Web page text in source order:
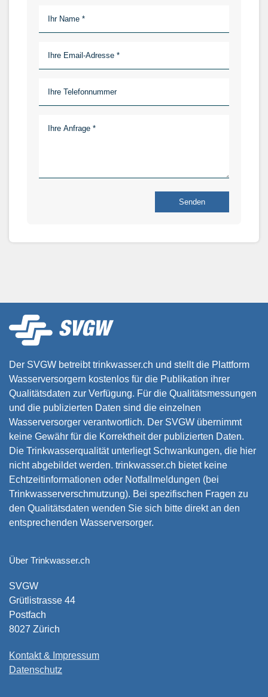
Senden
Der SVGW betreibt trinkwasser.ch und stellt die Plattform
Wasserversorgern kostenlos für die Publikation ihrer
Qualitätsdaten zur Verfügung. Für die Qualitätsmessungen
und die publizierten Daten sind die einzelnen
Wasserversorger verantwortlich. Der SVGW übernimmt
keine Gewähr für die Korrektheit der publizierten Daten.
Die Trinkwasserqualität unterliegt Schwankungen, die hier
nicht abgebildet werden. trinkwasser.ch bietet keine
Echtzeitinformationen oder Notfallmeldungen (bei
Trinkwasserverschmutzung). Bei spezifischen Fragen zu
den Qualitätsdaten wenden Sie sich bitte direkt an den
entsprechenden Wasserversorger.
Über Trinkwasser.ch
SVGW
Grütlistrasse 44
Postfach
8027 Zürich
Kontakt & Impressum
Datenschutz